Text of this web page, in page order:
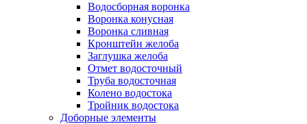
Водосборная воронка
Воронка конусная
Воронка сливная
Кронштейн желоба
Заглушка желоба
Отмет водосточный
Труба водосточная
Колено водостока
Тройник водостока
Доборные элементы